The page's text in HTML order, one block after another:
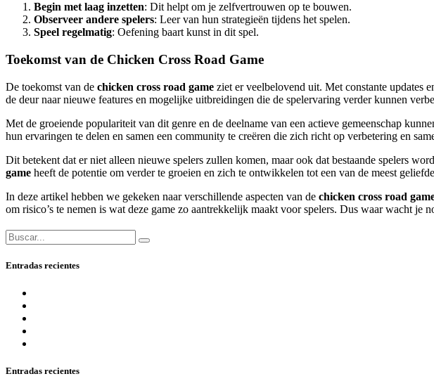
Begin met laag inzetten: Dit helpt om je zelfvertrouwen op te bouwen.
Observeer andere spelers: Leer van hun strategieën tijdens het spelen.
Speel regelmatig: Oefening baart kunst in dit spel.
Toekomst van de Chicken Cross Road Game
De toekomst van de chicken cross road game ziet er veelbelovend uit. Met constante updates
de deur naar nieuwe features en mogelijke uitbreidingen die de spelervaring verder kunnen
Met de groeiende populariteit van dit genre en de deelname van een actieve gemeenschap
hun ervaringen te delen en samen een community te creëren die zich richt op verbetering en
Dit betekent dat er niet alleen nieuwe spelers zullen komen, maar ook dat bestaande spelers
game heeft de potentie om verder te groeien en zich te ontwikkelen tot een van de meest
In deze artikel hebben we gekeken naar verschillende aspecten van de chicken cross road
om risico’s te nemen is wat deze game zo aantrekkelijk maakt voor spelers. Dus waar wacht je
Entradas recientes
Entradas recientes